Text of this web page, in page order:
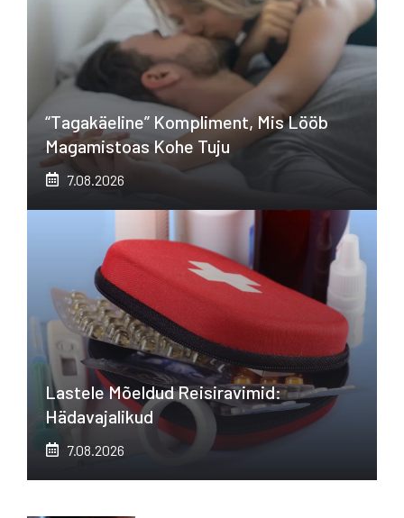
“Tagakäeline” Kompliment, Mis Lööb
Magamistoas Kohe Tuju
7.08.2026
Lastele Mõeldud Reisiravimid:
Hädavajalikud
7.08.2026